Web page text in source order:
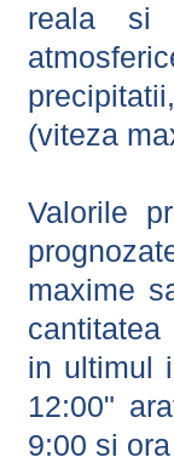
reala si
(viteza
Valorile
maxime
cantitatea
in ultimul
12:00"
9:00 si